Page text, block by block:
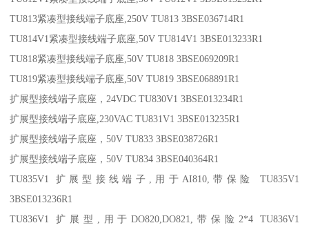
TU813紧凑型接线端子底座,250V TU813 3BSE036714R1
TU814V1紧凑型接线端子底座,50V TU814V1 3BSE013233R1
TU818紧凑型接线端子底座,50V TU818 3BSE069209R1
TU819紧凑型接线端子底座,50V TU819 3BSE068891R1
扩展型接线端子底座，24VDC TU830V1 3BSE013234R1
扩展型接线端子底座,230VAC TU831V1 3BSE013235R1
扩展型接线端子底座，50V TU833 3BSE038726R1
扩展型接线端子底座，50V TU834 3BSE040364R1
TU835V1 扩展型接线端子,用于AI810,带保险 TU835V1
3BSE013236R1
TU836V1 扩展型,用于DO820,DO821,带保险2*4 TU836V1